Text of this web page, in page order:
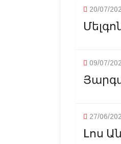
20/07/
09/07/
27/06/
Lոս